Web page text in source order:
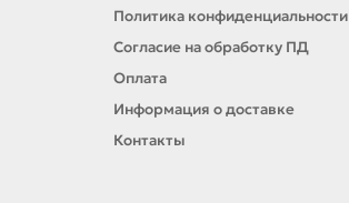
Политика конфиденциальности
Согласие на обработку ПД
Оплата
Информация о доставке
Контакты